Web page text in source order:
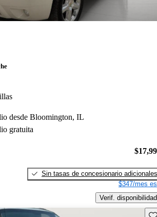
desde Bloomington, IL
gratuita
Sin tasas de concesionario adicionales
$347/mes
Verif. disponibilidad